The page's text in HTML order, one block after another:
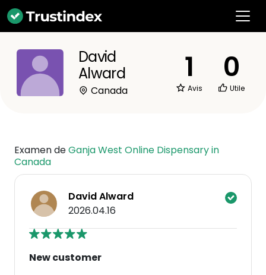
David
Alward
Canada
1
Avis
0
Utile
Examen deGanja West Online Dispensary in
Canada
David Alward
2026.04.16
New customer